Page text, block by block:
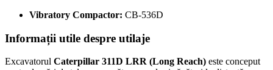
Vibratory Compactor: CB-536D
Informații utile despre utilaje
Excavatorul Caterpillar 311D LRR (Long Reach) este conceput